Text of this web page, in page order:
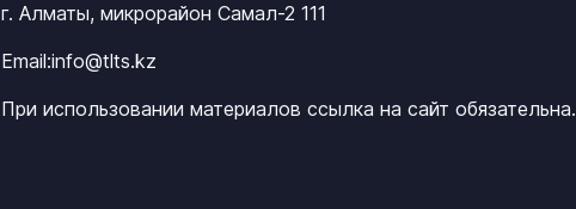
г. Алматы, микрорайон Самал-2 111
Email:info@tlts.kz
При использовании материалов ссылка на сайт обязательна.